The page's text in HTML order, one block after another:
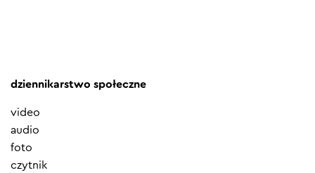
dziennikarstwo społeczne
video
audio
foto
czytnik